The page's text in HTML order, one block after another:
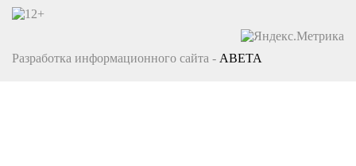
Разработка информационного сайта - ABETA